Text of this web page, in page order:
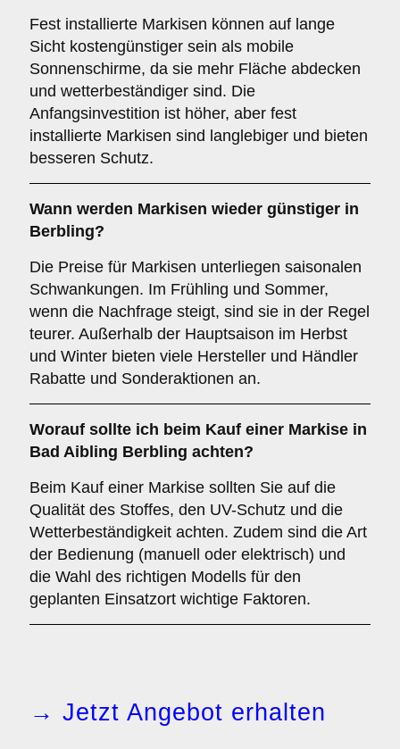
Fest installierte Markisen können auf lange
Sicht kostengünstiger sein als mobile
Sonnenschirme, da sie mehr Fläche abdecken
und wetterbeständiger sind. Die
Anfangsinvestition ist höher, aber fest
installierte Markisen sind langlebiger und bieten
besseren Schutz.
Wann werden Markisen wieder günstiger in
Berbling?
Die Preise für Markisen unterliegen saisonalen
Schwankungen. Im Frühling und Sommer,
wenn die Nachfrage steigt, sind sie in der Regel
teurer. Außerhalb der Hauptsaison im Herbst
und Winter bieten viele Hersteller und Händler
Rabatte und Sonderaktionen an.
Worauf sollte ich beim Kauf einer Markise in
Bad Aibling Berbling achten?
Beim Kauf einer Markise sollten Sie auf die
Qualität des Stoffes, den UV-Schutz und die
Wetterbeständigkeit achten. Zudem sind die Art
der Bedienung (manuell oder elektrisch) und
die Wahl des richtigen Modells für den
geplanten Einsatzort wichtige Faktoren.
→ Jetzt Angebot erhalten